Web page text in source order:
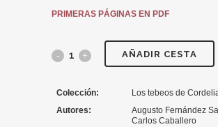
PRIMERAS PÁGINAS EN PDF
AÑADIR CESTA
Colección:
Los tebeos de
Autores:
Augusto Fernández
Carlos Caballero